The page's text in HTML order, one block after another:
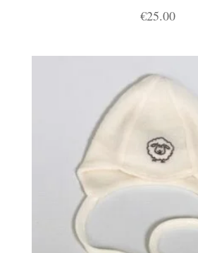
€25.00